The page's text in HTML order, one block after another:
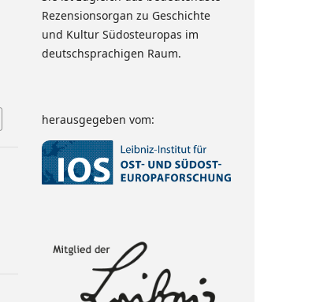
Rezensionsorgan zu Geschichte
und Kultur Südosteuropas im
deutschsprachigen Raum.
herausgegeben vom: